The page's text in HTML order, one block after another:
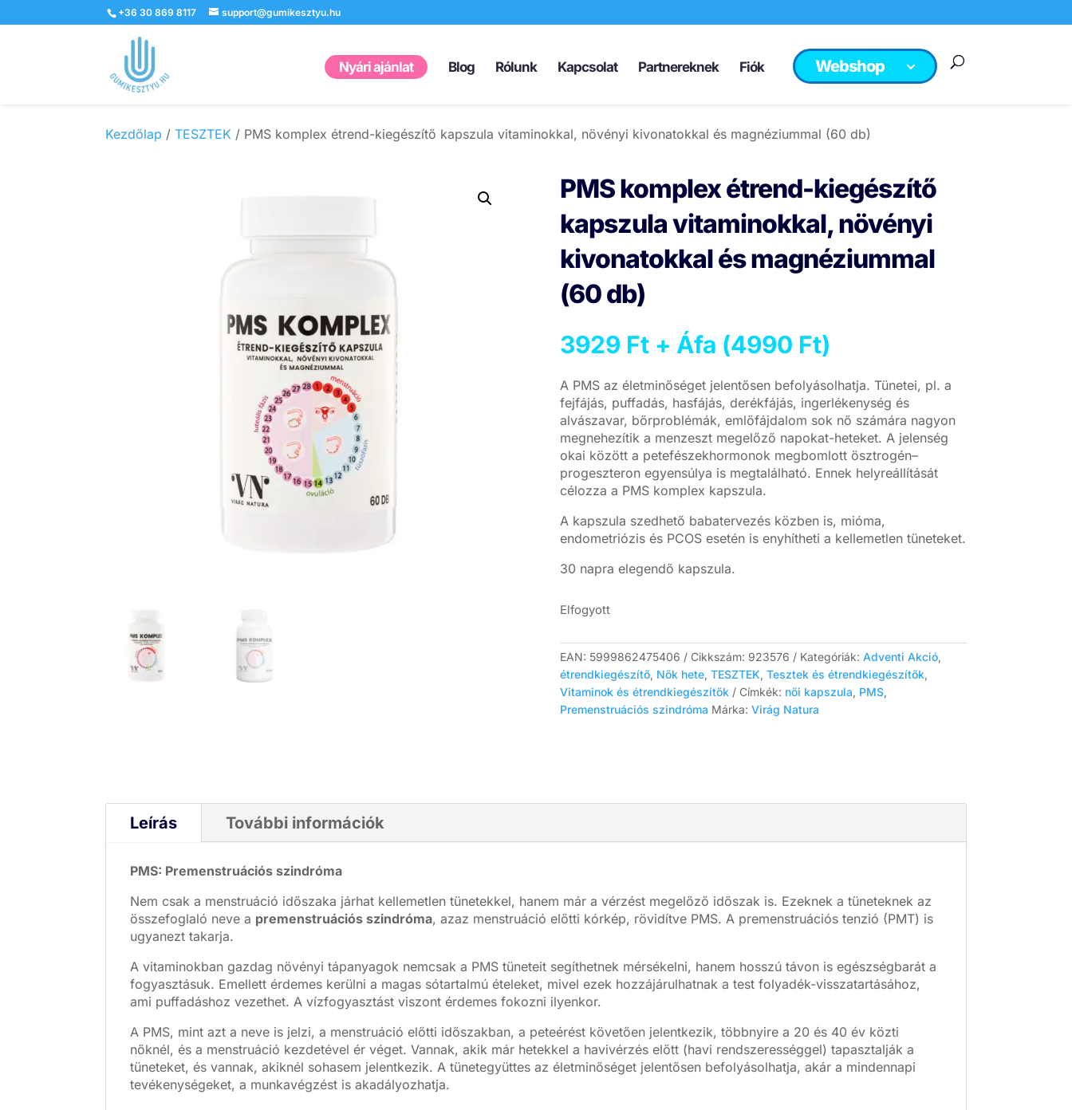
+36 30 869 8117 support@gumikesztyu.hu
Nyári ajánlat Blog Rólunk Kapcsolat Partnereknek Fiók Webshop
Kezdőlap / TESZTEK / PMS komplex étrend-kiegészítő kapszula vitaminokkal, növényi kivonatokkal és magnéziummal (60 db)
PMS komplex étrend-kiegészítő
kapszula vitaminokkal, növényi
kivonatokkal és magnéziummal
(60 db)
3929 Ft + Áfa (4990 Ft)
A PMS az életminőséget jelentősen befolyásolhatja. Tünetei, pl. a
fejfájás, puffadás, hasfájás, derékfájás, ingerlékenység és
alvászavar, bőrproblémák, emlőfájdalom sok nő számára nagyon
megnehezítik a menzeszt megelőző napokat-heteket. A jelenség
okai között a petefészekhormonok megbomlott ösztrogén–
progeszteron egyensúlya is megtalálható. Ennek helyreállítását
célozza a PMS komplex kapszula.
A kapszula szedhető babatervezés közben is, mióma,
endometriózis és PCOS esetén is enyhítheti a kellemetlen tüneteket.
30 napra elegendő kapszula.
Elfogyott
EAN: 5999862475406 Cikkszám: 923576 Kategóriák: Adventi Akció,
étrendkiegészítő, Nők hete, TESZTEK, Tesztek és étrendkiegészítők,
Vitaminok és étrendkiegészítők
Címkék: női kapszula, PMS,
Premenstruációs szindróma Márka: Virág Natura
Leírás További információk
PMS: Premenstruációs szindróma
Nem csak a menstruáció időszaka járhat kellemetlen tünetekkel, hanem már a vérzést megelőző időszak is. Ezeknek a tüneteknek az
összefoglaló neve a premenstruációs szindróma, azaz menstruáció előtti kórkép, rövidítve PMS. A premenstruációs tenzió (PMT) is
ugyanezt takarja.
A vitaminokban gazdag növényi tápanyagok nemcsak a PMS tüneteit segíthetnek mérsékelni, hanem hosszú távon is egészségbarát a
fogyasztásuk. Emellett érdemes kerülni a magas sótartalmú ételeket, mivel ezek hozzájárulhatnak a test folyadék-visszatartásához,
ami puffadáshoz vezethet. A vízfogyasztást viszont érdemes fokozni ilyenkor.
A PMS, mint azt a neve is jelzi, a menstruáció előtti időszakban, a peteérést követően jelentkezik, többnyire a 20 és 40 év közti
nőknél, és a menstruáció kezdetével ér véget. Vannak, akik már hetekkel a havivérzés előtt (havi rendszerességgel) tapasztalják a
tüneteket, és vannak, akiknél sohasem jelentkezik. A tünetegyüttes az életminőséget jelentősen befolyásolhatja, akár a mindennapi
tevékenységeket, a munkavégzést is akadályozhatja.